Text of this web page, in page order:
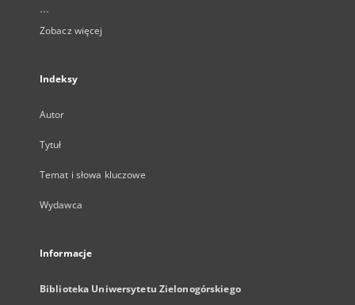
...
Zobacz więcej
Indeksy
Autor
Tytuł
Temat i słowa kluczowe
Wydawca
Informacje
Biblioteka Uniwersytetu Zielonogórskiego